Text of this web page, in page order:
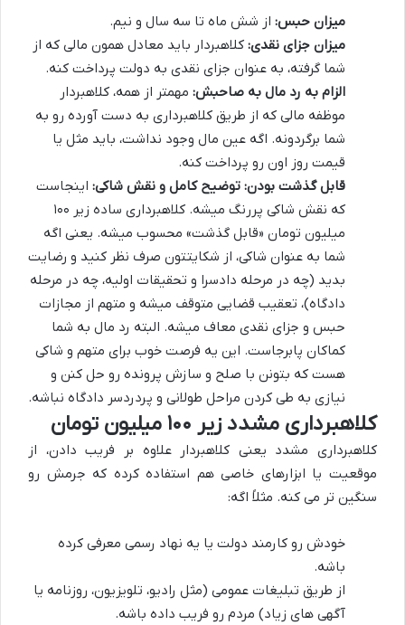
میزان حبس: از شش ماه تا سه سال و نیم.
میزان جزای نقدی: کلاهبردار باید معادل همون مالی که از
شما گرفته، به عنوان جزای نقدی به دولت پرداخت کنه.
الزام به رد مال به صاحبش: مهمتر از همه، کلاهبردار
موظفه مالی که از طریق کلاهبرداری به دست آورده رو به
شما برگردونه. اگه عین مال وجود نداشت، باید مثل یا
قیمت روز اون رو پرداخت کنه.
قابل گذشت بودن: توضیح کامل و نقش شاکی: اینجاست
که نقش شاکی پررنگ میشه. کلاهبرداری ساده زیر ۱۰۰
میلیون تومان «قابل گذشت» محسوب میشه. یعنی اگه
شما به عنوان شاکی، از شکایتتون صرف نظر کنید و رضایت
بدید (چه در مرحله دادسرا و تحقیقات اولیه، چه در مرحله
دادگاه)، تعقیب قضایی متوقف میشه و متهم از مجازات
حبس و جزای نقدی معاف میشه. البته رد مال به شما
کماکان پابرجاست. این یه فرصت خوب برای متهم و شاکی
هست که بتونن با صلح و سازش پرونده رو حل کنن و
نیازی به طی کردن مراحل طولانی و پردردسر دادگاه نباشه.
کلاهبرداری مشدد زیر ۱۰۰ میلیون تومان
کلاهبرداری مشدد یعنی کلاهبردار علاوه بر فریب دادن، از
موقعیت یا ابزارهای خاصی هم استفاده کرده که جرمش رو
سنگین تر می کنه. مثلاً اگه:
خودش رو کارمند دولت یا یه نهاد رسمی معرفی کرده
باشه.
از طریق تبلیغات عمومی (مثل رادیو، تلویزیون، روزنامه یا
آگهی های زیاد) مردم رو فریب داده باشه.